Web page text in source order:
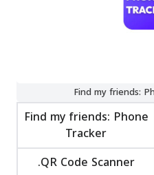
Find my friends: Phone
Tracker
QR Code Scanner.